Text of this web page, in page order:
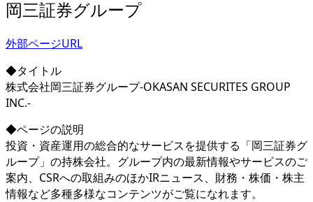
岡三証券グループ
外部ページURL
◆タイトル
株式会社岡三証券グループ-OKASAN SECURITES GROUP
INC.-
◆ページの説明
投資・資産運用の総合的なサービスを提供する「岡三証券グ
ループ」の持株会社。グループ内の最新情報やサービスのご
案内、CSRへの取組みのほかIRニュース、財務・株価・株主
情報など多種多様なコンテンツがご覧になれます。